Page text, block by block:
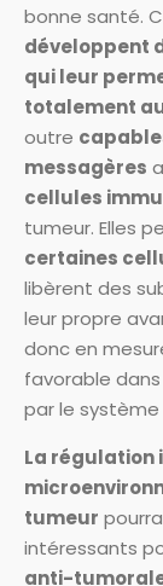
bonne santé.
développent
qui leur
totalement
outre
messagères
cellules
tumeur. Elles
certaines
libèrent des
leur propre
donc en
favorable
par le
La régulation
tumeur
intéressants
anti-